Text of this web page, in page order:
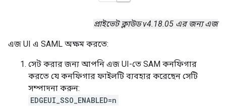
প্রাইভেট ক্লাউড v4.18.05 এর জন্য এজ
এজ UI এ SAML অক্ষম করতে:
সেট করার জন্য আপনি এজ UI-তে SAM কনফিগার
করতে যে কনফিগার ফাইলটি ব্যবহার করেছেন সেটি
সম্পাদনা করুন:
EDGEUI_SSO_ENABLED=n